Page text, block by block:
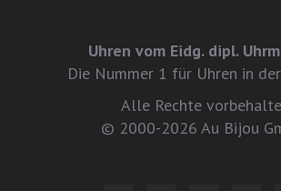
Uhren vom Eidg. dipl.
Die Nummer 1 für Uhren in
Alle Rechte
© 2000-2026 Au Bijou